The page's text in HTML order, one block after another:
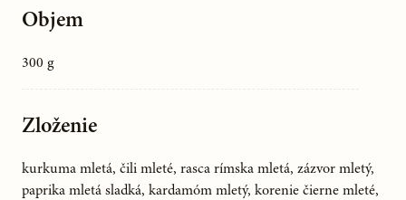
Objem
300 g
Zloženie
kurkuma mletá, čili mleté, rasca rímska mletá, zázvor mletý,
paprika mletá sladká, kardamóm mletý, korenie čierne mleté,